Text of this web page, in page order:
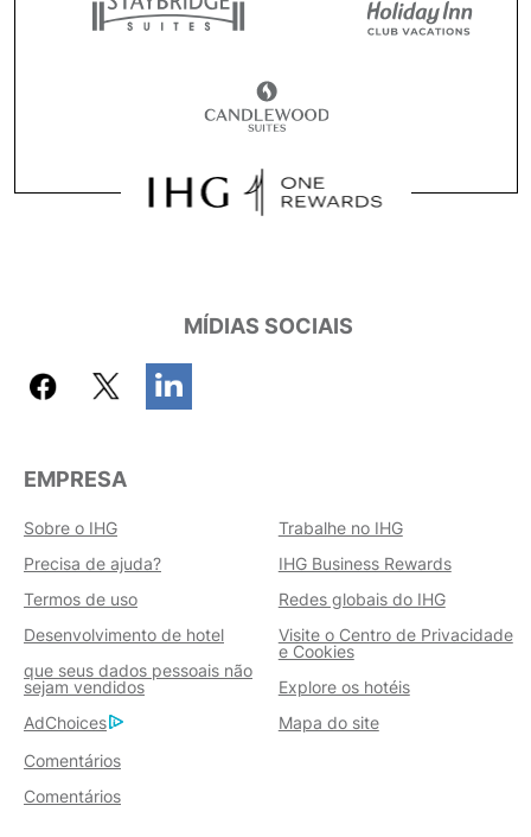
MÍDIAS SOCIAIS
EMPRESA
Sobre o IHG
Trabalhe no IHG
Precisa de ajuda?
IHG Business Rewards
Termos de uso
Redes globais do IHG
Desenvolvimento de hotel
Visite o Centro de Privacidade
e Cookies
que seus dados pessoais não
sejam vendidos
Explore os hotéis
AdChoices
Mapa do site
Comentários
Comentários